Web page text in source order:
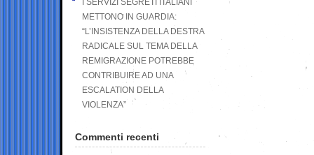
I SERVIZI SEGRETI ITALIANI
METTONO IN GUARDIA:
“L’INSISTENZA DELLA DESTRA
RADICALE SUL TEMA DELLA
REMIGRAZIONE POTREBBE
CONTRIBUIRE AD UNA
ESCALATION DELLA
VIOLENZA”
Commenti recenti